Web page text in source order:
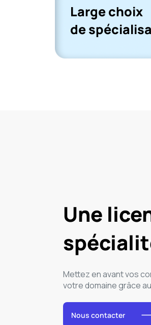
Large choix
de
Une
Mettez en avant vos
votre domaine grâce
Nous contacter